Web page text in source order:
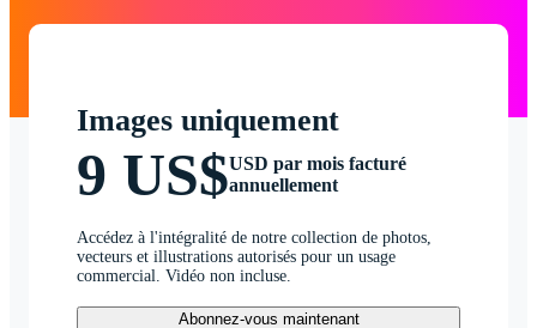
Images uniquement
9 US$USD par mois facturé
annuellement
Accédez à l'intégralité de notre collection de photos,
vecteurs et illustrations autorisés pour un usage
commercial. Vidéo non incluse.
Abonnez-vous maintenant